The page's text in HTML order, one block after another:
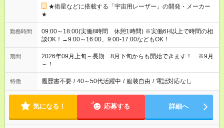
★衛星などに搭載する「宇宙用レーザー」の開発・メーカー
★
勤務時間
09:00～18:00(実働8時間 休憩1時間) ※実働6H以上で時間の相
談OK！→9:00～16:00、9:00-17:00などもOK！
期間
2026年09月上旬～長期 8月下旬からも開始できます！ ※9月
～！
特徴 履歴書不要 / 40～50代活躍中 / 服装自由 / 電話対応なし
気になる！ 応募する 詳細へ